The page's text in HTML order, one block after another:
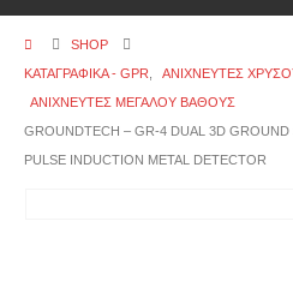
SHOP
ΚΑΤΑΓΡΑΦΙΚΑ - GPR
ΑΝΙΧΝΕΥΤΈΣ
ΑΝΙΧΝΕΥΤΈΣ ΜΕΓΆΛΟΎ ΒΆΘΟΥΣ
GROUNDTECH – GR-4 DUAL 3D GROUND
PULSE INDUCTION METAL DETECTOR